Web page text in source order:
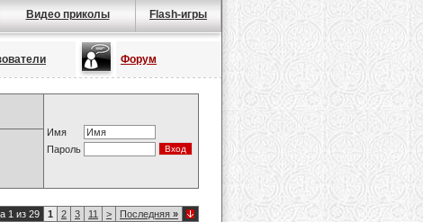
Видео приколы Flash-игры
Форум
Имя
Пароль
1 из 29 1 2 3 11 > Последняя »